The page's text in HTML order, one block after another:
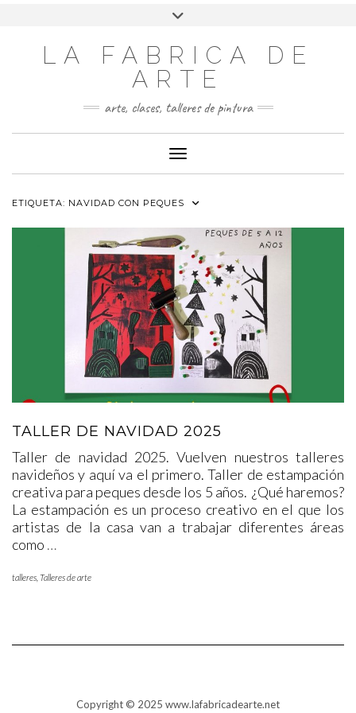
LA FABRICA DE
ARTE
arte, clases, talleres de pintura
Cambiar modo de navegación
ETIQUETA: NAVIDAD CON PEQUES
TALLER DE NAVIDAD 2025
Taller de navidad 2025. Vuelven nuestros talleres
navideños y aquí va el primero. Taller de estampación
creativa para peques desde los 5 años. ¿Qué haremos?
La estampación es un proceso creativo en el que los
artistas de la casa van a trabajar diferentes áreas
como …
talleres Talleres de arte
Copyright © 2025 www.lafabricadearte.net